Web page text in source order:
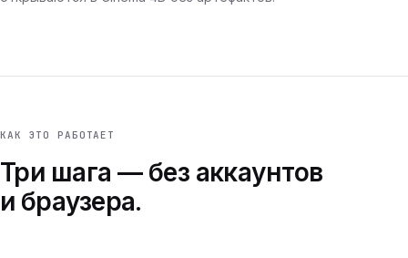
КАК ЭТО РАБОТАЕТ
Три шага — без аккаунтов
и браузера.